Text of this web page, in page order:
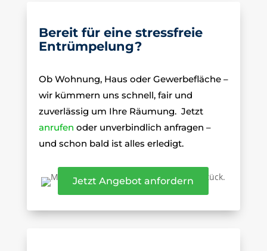
Bereit für eine stressfreie
Entrümpelung?
Ob Wohnung, Haus oder Gewerbefläche –
wir kümmern uns schnell, fair und
zuverlässig um Ihre Räumung. Jetzt
anrufen oder unverbindlich anfragen –
und schon bald ist alles erledigt.
Jetzt Angebot anfordern